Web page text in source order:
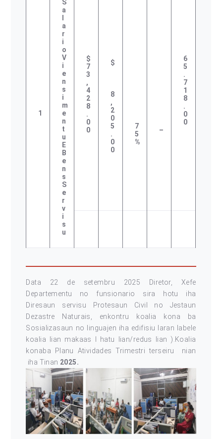
1
S
A
A
R
I
O
V
I
E
N
S
I
M
E
N
T
U
E
B
E
N
S
S
E
R
V
I
S
U
$
7
3
,
4
2
8
.
0
0
$
8
,
2
0
5
.
0
0
7
5
%
–
6
5
.
7
1
8
.
0
0
Data 22 de setembru 2025 Diretor, Xefe
Departementu no funsionario sira hotu iha
Diresaun servisu Protesaun Civil no Jestaun
Dezastre Naturais, enkontru koalia kona ba
Sosializasaun no linguajen iha edifisiu laran labele
koalia lian makaas I hatu lian/redus lian ).Koalia
konaba Planu Atividades Trimestri terseiru nian
iha Tinan 2025.